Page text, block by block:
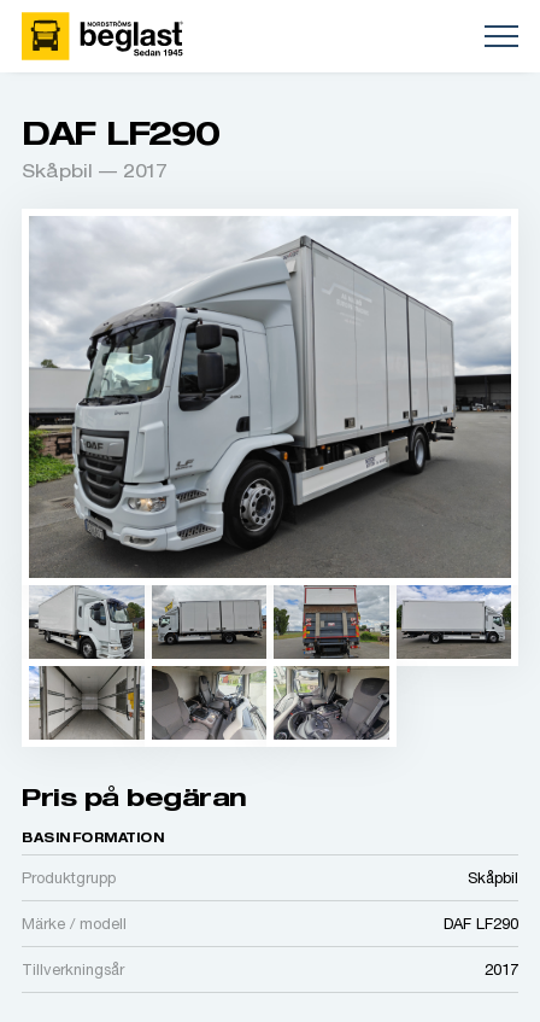
DAF LF290
Skåpbil — 2017
Pris på begäran
BASINFORMATION
Produktgrupp Skåpbil
Märke / modell DAF LF290
Tillverkningsår 2017